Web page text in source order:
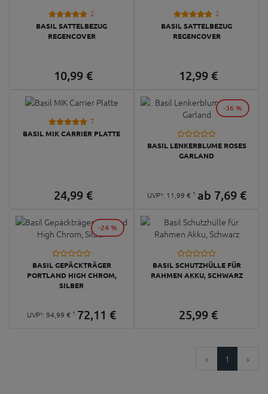
2
BASIL SATTELBEZUG
REGENCOVER
10,99€
2
BASIL SATTELBEZUG
REGENCOVER
12,99€
7
BASIL MIK CARRIER PLATTE
24,99€
BASIL LENKERBLUME ROSES
GARLAND
UVP¹: 11, 99 € 1 ab 7,69 €
-36 %
BASIL GEPÄCKTRÄGER
PORTLAND HIGH CHROM,
SILBER
UVP¹: 94, 99 € 1 72,11 €
-24 %
BASIL SCHUTZHÜLLE FÜR
RAHMEN AKKU, SCHWARZ
25,99€
1